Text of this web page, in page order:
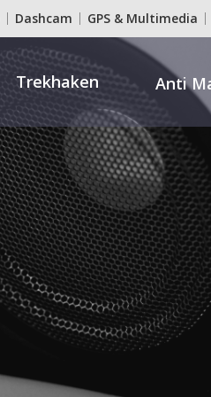
Dashcam GPS & Multimedia
Trekhaken Anti